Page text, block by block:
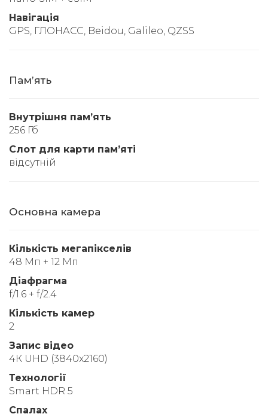
Навігація
GPS, ГЛОНАСС, Beidou, Galileo, QZSS
Памʼять
Внутрішня памʼять
256 Гб
Слот для карти памʼяті
відсутній
Основна камера
Кількість мегапікселів
48 Мп + 12 Мп
Діафрагма
f/1.6 + f/2.4
Кількість камер
2
Запис відео
4К UHD (3840x2160)
Технології
Smart HDR 5
Спалах